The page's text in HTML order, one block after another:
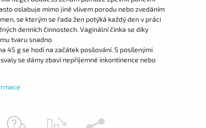
oslabuje mimo jiné vlivem porodu nebo zvedáním
se kterýmse řada žen potýká každý den v práci
denních činnostech. Vaginální činka se díky
tvaru snadno
45 gse hodína začátek posilování.S posílenými
se dámy zbaví nepříjemné inkontinence nebo